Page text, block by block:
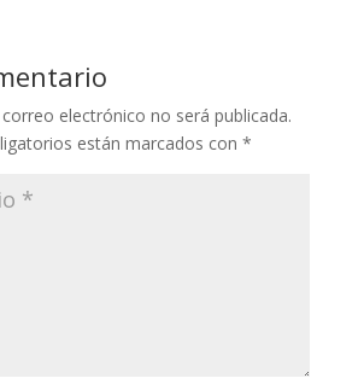
electrónico no será publicada.
están marcados con *